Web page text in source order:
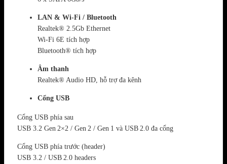
LAN & Wi‑Fi / Bluetooth
Realtek® 2.5Gb Ethernet
Wi‑Fi 6E tích hợp
Bluetooth® tích hợp
Âm thanh
Realtek® Audio HD, hỗ trợ đa kênh
Cổng USB
Cổng USB phía sau
USB 3.2 Gen 2×2 / Gen 2 / Gen 1 và USB 2.0 đa cổng
Cổng USB phía trước (header)
USB 3.2 / USB 2.0 headers